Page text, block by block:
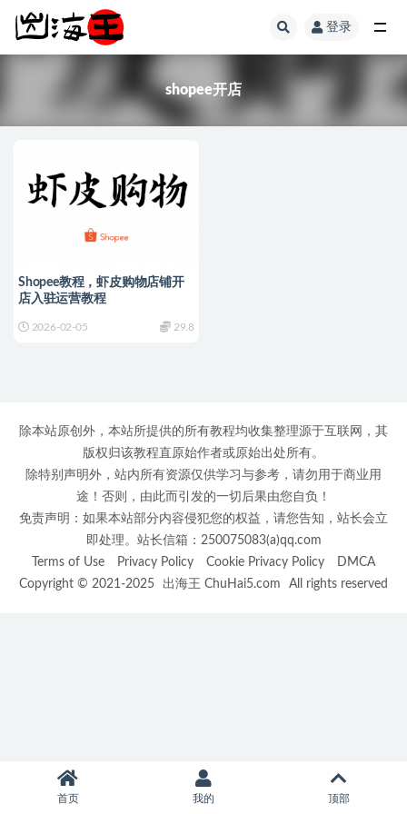
登录
shopee开店
Shopee教程，虾皮购物店铺开
店入驻运营教程
2026-02-05 29.8
除本站原创外，本站所提供的所有教程均收集整理源于互联网，其
版权归该教程直原始作者或原始出处所有。
除特别声明外，站内所有资源仅供学习与参考，请勿用于商业用
途！否则，由此而引发的一切后果由您自负！
免责声明：如果本站部分内容侵犯您的权益，请您告知，站长会立
即处理。站长信箱：250075083(a)qq.com
Terms of Use
Privacy Policy Cookie Privacy Policy
DMCA
Copyright © 2021-2025
出海王 ChuHai5.com All rights reserved
首页 我的 顶部
全部